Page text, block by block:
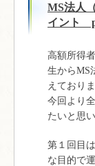
MS法人
イント
高額所得
生からMS
えておりま
今回より
たいと思い
第１回目
な目的で